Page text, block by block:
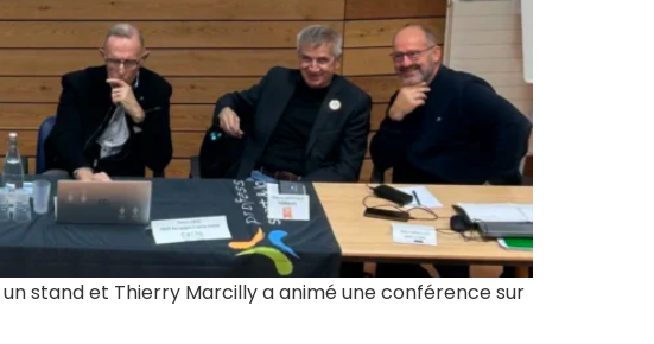
un stand et Thierry Marcilly a animé une conférence sur